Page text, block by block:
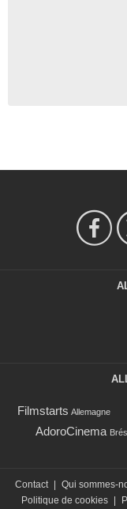
Filmstarts Allemagne
AdoroCinema
Contact | Qui sommes-
Politique de cookies |